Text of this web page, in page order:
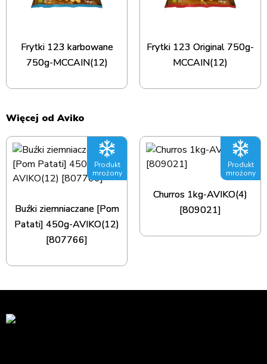
Frytki 123 karbowane
750g-MCCAIN(12)
Frytki 123 Original 750g-
MCCAIN(12)
Więcej od Aviko
Produkt
mrożony
Buźki ziemniaczane [Pom
Patati] 450g-AVIKO(12)
[807766]
Produkt
mrożony
Churros 1kg-AVIKO(4)
[809021]